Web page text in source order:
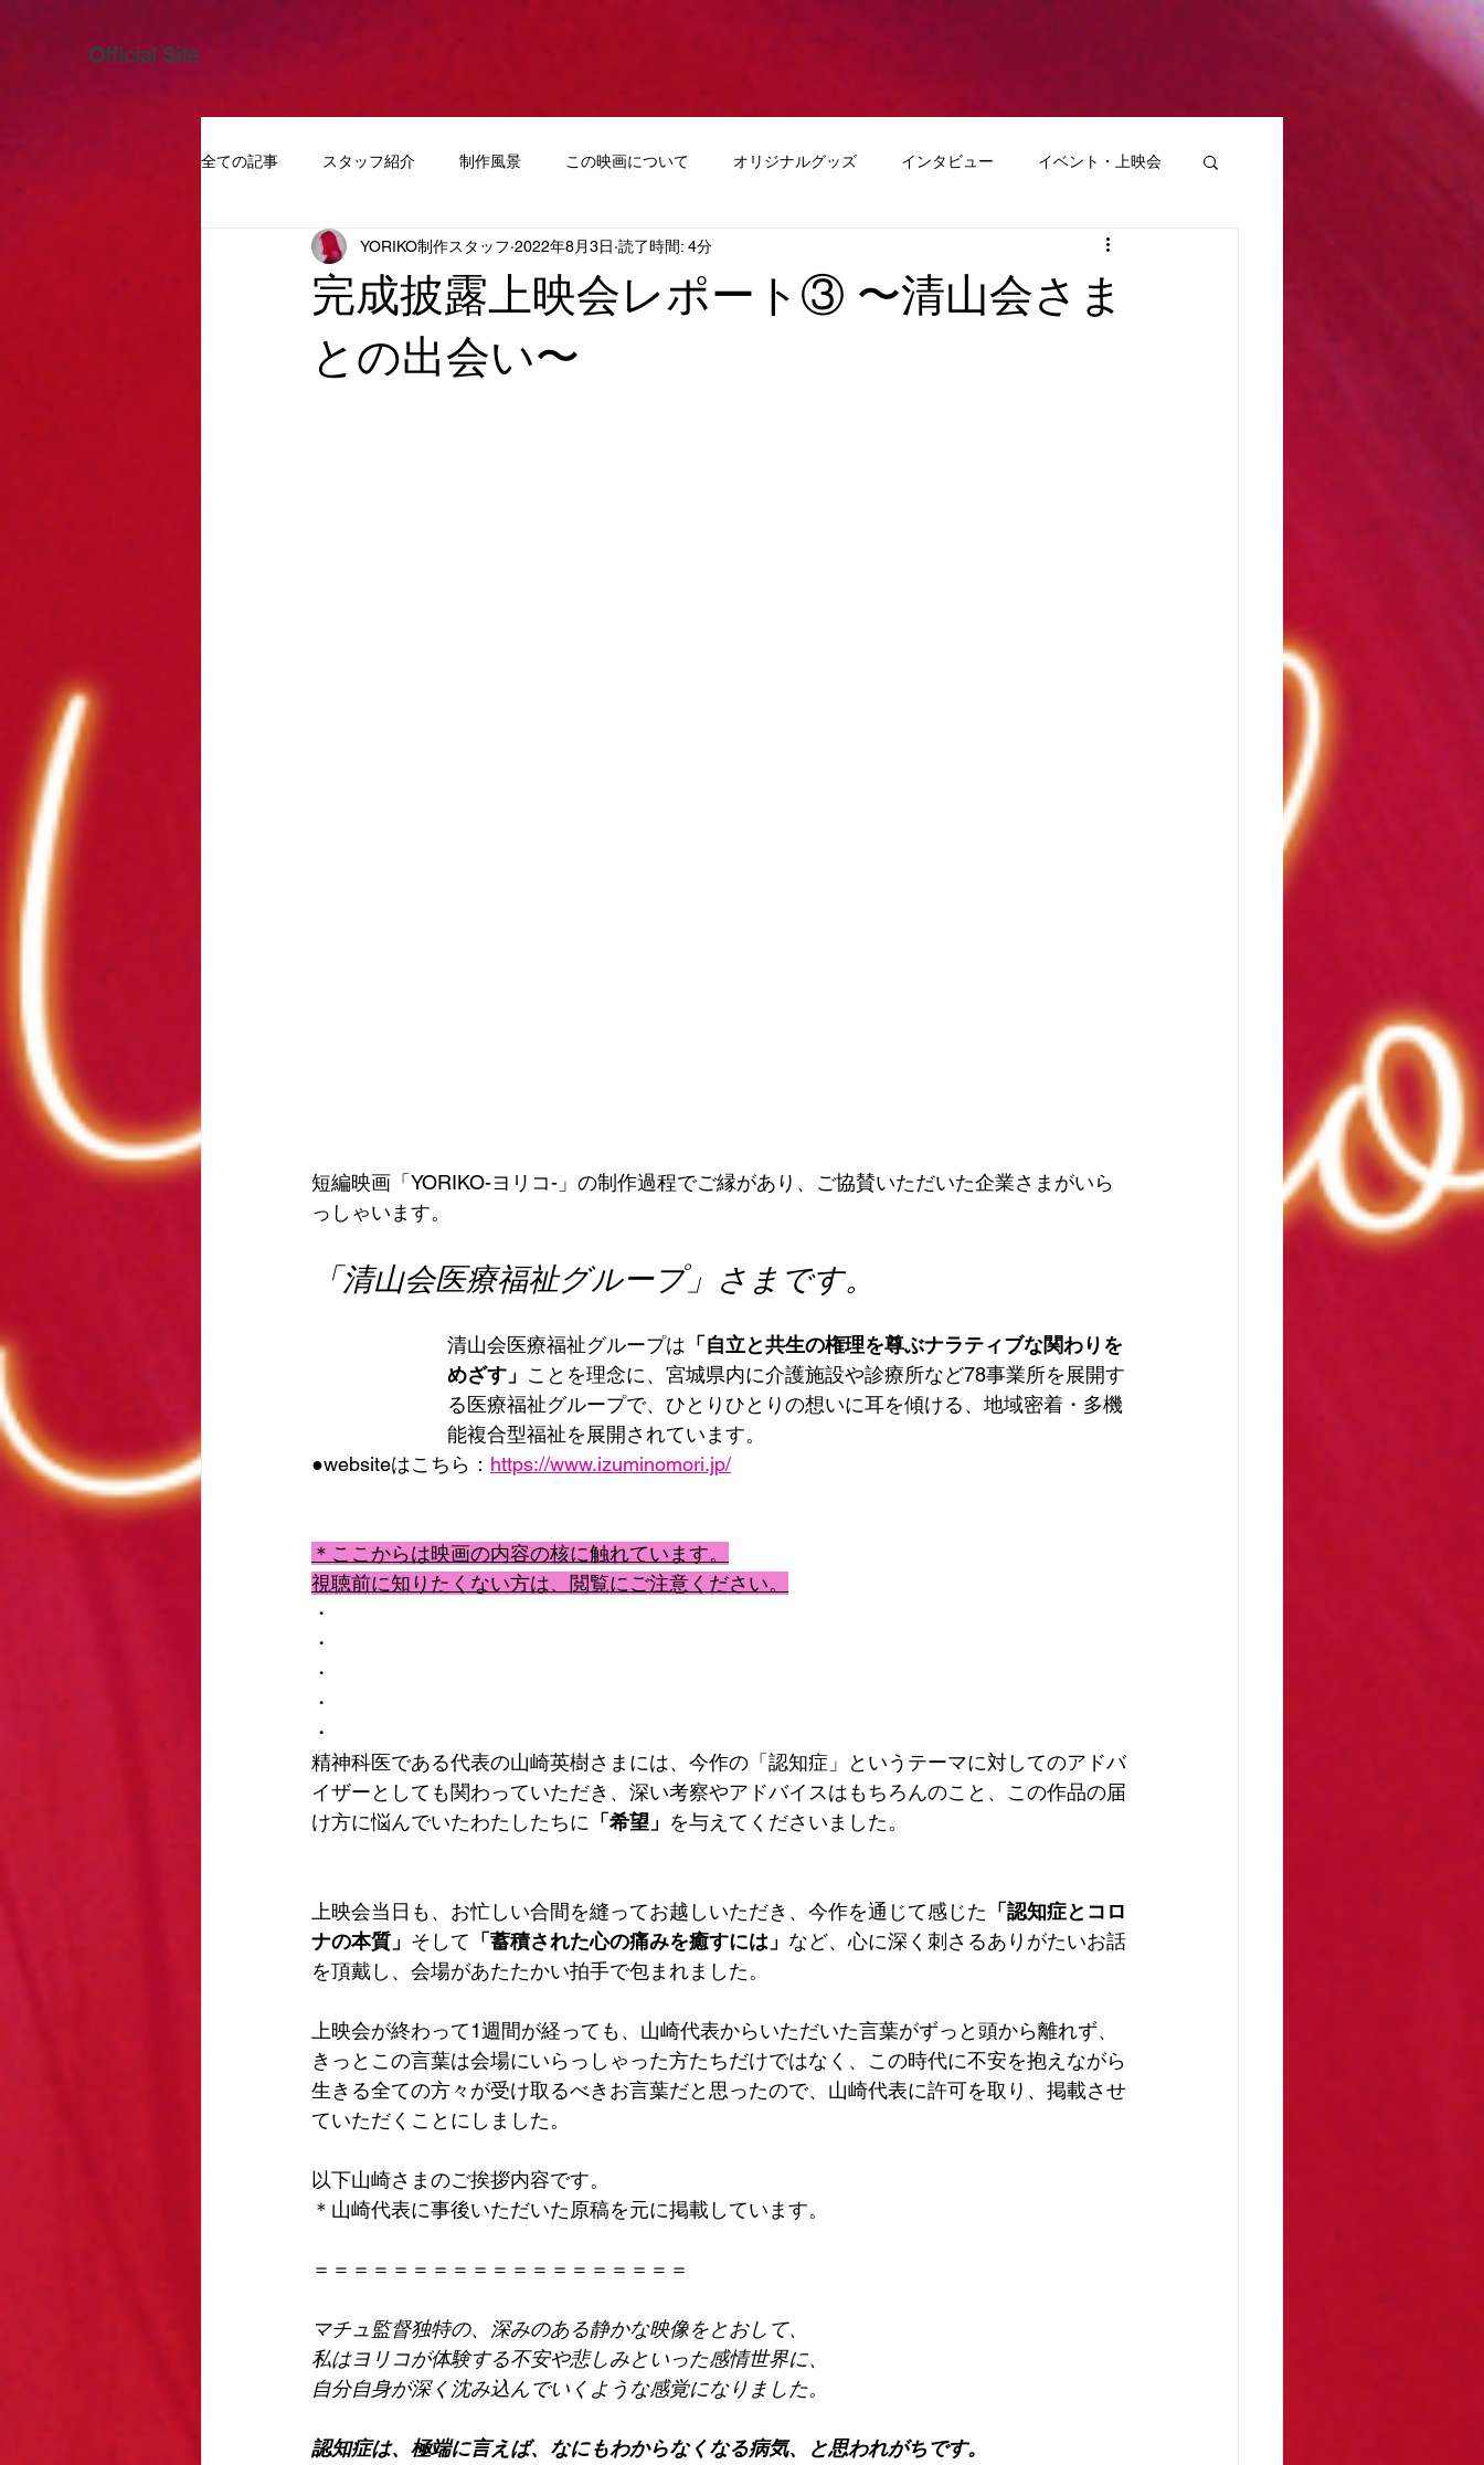
Official Site
全ての記事 スタッフ紹介 制作風景 この映画について オリジナルグッズ インタビュー イベント・上映会
完成披露上映会レポート③ 〜清山会さま
との出会い〜
YORIKO制作スタッフ 2022年8月3日 読了時間: 4分
短編映画「YORIKO-ヨリコ-」の制作過程でご縁があり、ご協賛いただいた企業さまがいら
っしゃいます。
「清山会医療福祉グループ」さまです。
清山会医療福祉グループは 「自立と共生の権理を尊ぶナラティブな関わりを
めざす」 ことを理念に、宮城県内に介護施設や診療所など78事業所を展開す
る医療福祉グループで、ひとりひとりの想いに耳を傾ける、地域密着・多機
能複合型福祉を展開されています。
●websiteはこちら： https://www.izuminomori.jp/
＊ここからは映画の内容の核に触れています。
視聴前に知りたくない方は、閲覧にご注意ください。
・
・
・
・
・
精神科医である代表の山崎英樹さまには、今作の「認知症」というテーマに対してのアドバ
イザーとしても関わっていただき、深い考察やアドバイスはもちろんのこと、この作品の届
け方に悩んでいたわたしたちに 「希望」 を与えてくださいました。
上映会当日も、お忙しい合間を縫ってお越しいただき、今作を通じて感じた 「認知症とコロ
ナの本質」 そして 「蓄積された心の痛みを癒すには」 など、心に深く刺さるありがたいお話
を頂戴し、会場があたたかい拍手で包まれました。
上映会が終わって1週間が経っても、山崎代表からいただいた言葉がずっと頭から離れず、
きっとこの言葉は会場にいらっしゃった方たちだけではなく、この時代に不安を抱えながら
生きる全ての方々が受け取るべきお言葉だと思ったので、山崎代表に許可を取り、掲載させ
ていただくことにしました。
以下山崎さまのご挨拶内容です。
＊山崎代表に事後いただいた原稿を元に掲載しています。
＝＝＝＝＝＝＝＝＝＝＝＝＝＝＝＝＝＝＝
マチュ監督独特の、深みのある静かな映像をとおして、
私はヨリコが体験する不安や悲しみといった感情世界に、
自分自身が深く沈み込んでいくような感覚になりました。
認知症は、極端に言えば、なにもわからなくなる病気、と思われがちです。